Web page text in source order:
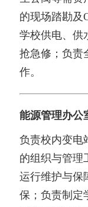
的现场踏勘及
学校供电、供
抢急修；负责
作。
能源管理办公
负责校内变电
的组织与管理
运行维护与保
保；负责制定